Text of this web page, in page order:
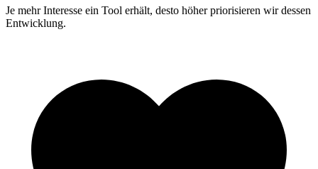
Je mehr Interesse ein Tool erhält, desto höher priorisieren wir dessen
Entwicklung.